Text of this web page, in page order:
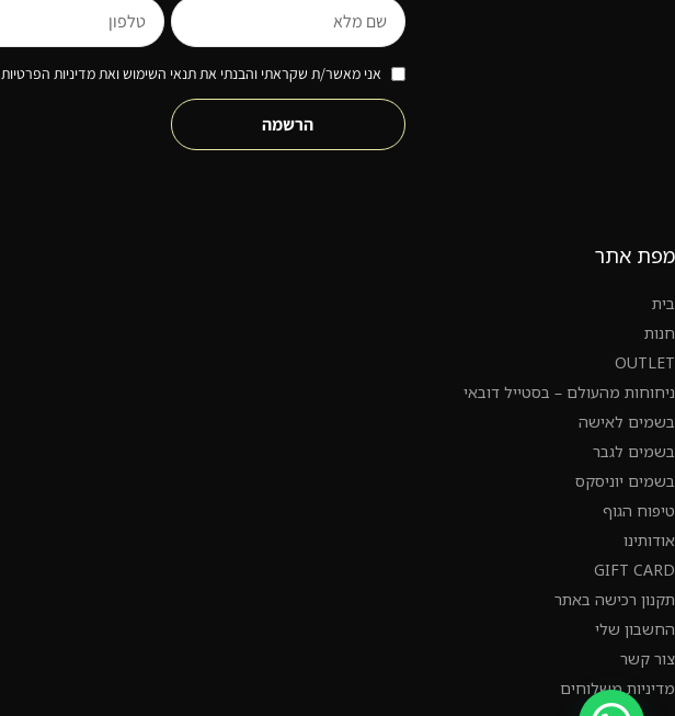
אני מאשר/ת שקראתי והבנתי את תנאי השימוש ואת מדיניות הפרטיות
הרשמה
מפת אתר
בית
חנות
OUTLET
ניחוחות מהעולם – בסטייל דובאי
בשמים לאישה
בשמים לגבר
בשמים יוניסקס
טיפוח הגוף
אודותינו
GIFT CARD
תקנון רכישה באתר
החשבון שלי
צור קשר
מדיניות משלוחים